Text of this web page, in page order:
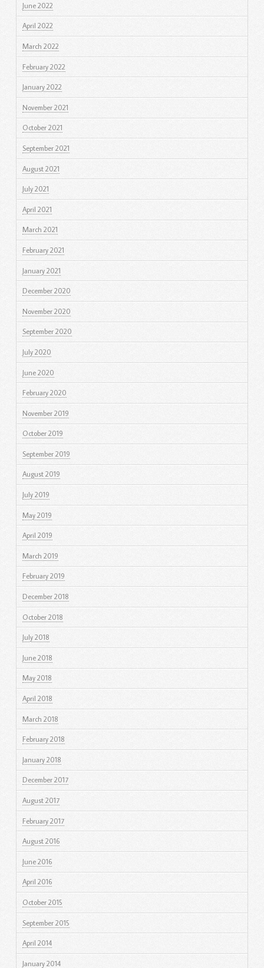
June 2022
April 2022
March 2022
February 2022
January 2022
November 2021
October 2021
September 2021
August 2021
July 2021
April 2021
March 2021
February 2021
January 2021
December 2020
November 2020
September 2020
July 2020
June 2020
February 2020
November 2019
October 2019
September 2019
August 2019
July 2019
May 2019
April 2019
March 2019
February 2019
December 2018
October 2018
July 2018
June 2018
May 2018
April 2018
March 2018
February 2018
January 2018
December 2017
August 2017
February 2017
August 2016
June 2016
April 2016
October 2015
September 2015
April 2014
January 2014